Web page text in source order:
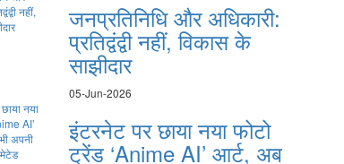
जनप्रतिनिधि और अधिकारी:
प्रतिद्वंद्वी नहीं, विकास के
साझीदार
05-Jun-2026
इंटरनेट पर छाया नया फोटो
ट्रेंड ‘Anime AI’ आर्ट, अब